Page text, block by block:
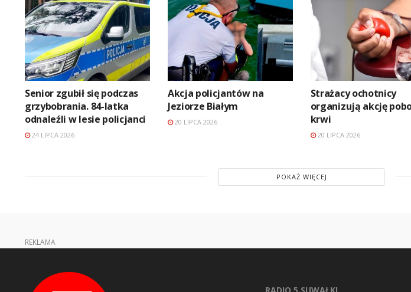
Senior zgubił się podczas
grzybobrania. 84-latka
odnaleźli w lesie policjanci
24 LIPCA 2026
Akcja policjantów na
Jeziorze Białym
20 LIPCA 2026
Strażacy ochotnicy
organizują akcję
krwi
20 LIPCA 2026
POKAŻ WIĘCEJ
REKLAMA
RADIO 5 SUWAŁKI